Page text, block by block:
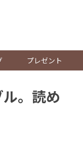
プレゼント
。読め